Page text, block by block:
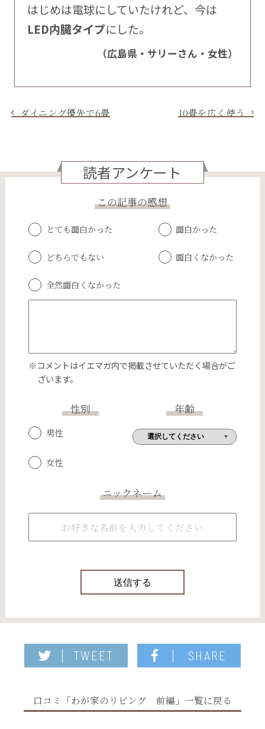
はじめは電球にしていたけれど、今は
LED内臓タイプにした。
（広島県・サリーさん・女性）
ダイニング優先で6畳 10畳を広く使う
読者アンケート
この記事の感想
とても面白かった 面白かった
どちらでもない 面白くなかった
全然面白くなかった
※コメントはイエマガ内で掲載させていただく場合がご
ざいます。
性別
男性
女性
年齢
ニックネーム
TWEET SHARE
口コミ「わが家のリビング 前編」一覧に戻る